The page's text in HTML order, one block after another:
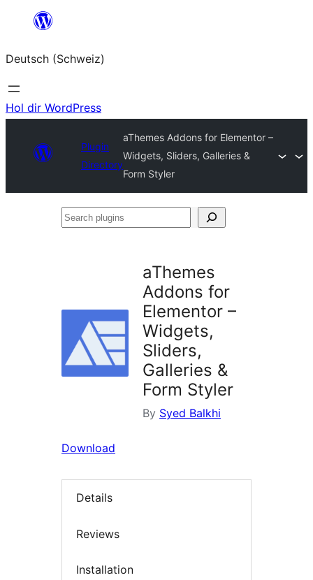
springen
Deutsch (Schweiz)
Hol dir WordPress
Plugin
Directory
aThemes Addons for Elementor –
Widgets, Sliders, Galleries &
Form Styler
Search
aThemes
Addons for
Elementor –
Widgets,
Sliders,
Galleries &
Form Styler
By Syed Balkhi
Download
Details
Reviews
Installation